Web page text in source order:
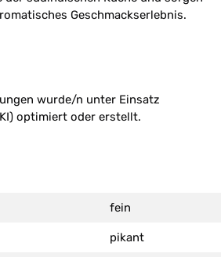
Geschmackserlebnis.
wurde/n unter Einsatz
optimiert oder erstellt.
fein
pikant